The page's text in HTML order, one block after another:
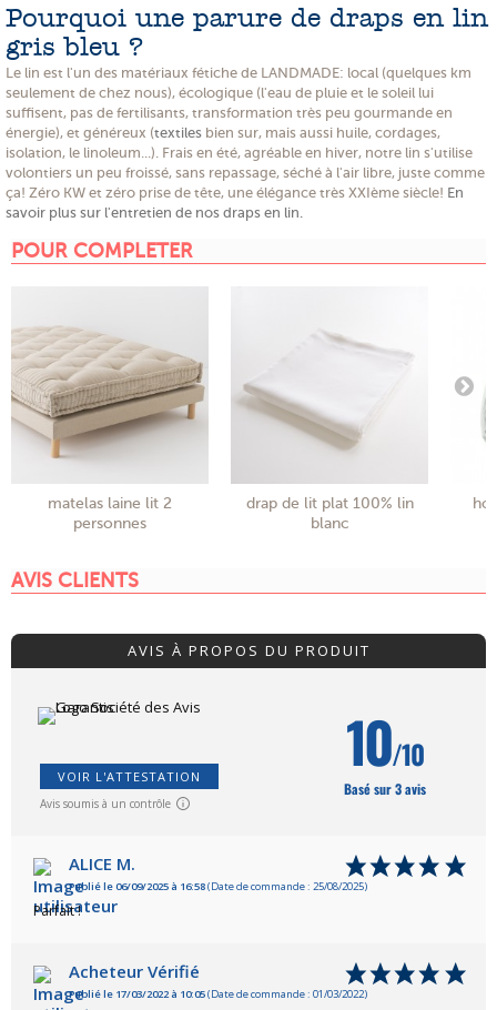
Pourquoi une parure de draps en lin
gris bleu ?
Le lin est l'un des matériaux fétiche de LANDMADE: local (quelques km
seulement de chez nous), écologique (l'eau de pluie et le soleil lui
suffisent, pas de fertilisants, transformation très peu gourmande en
énergie), et généreux (textiles bien sur, mais aussi huile, cordages,
isolation, le linoleum...). Frais en été, agréable en hiver, notre lin s'utilise
volontiers un peu froissé, sans repassage, séché à l'air libre, juste comme
ça! Zéro KW et zéro prise de tête, une élégance très XXIème siècle! En
savoir plus sur l'entretien de nos draps en lin.
POUR COMPLETER
matelas laine lit 2
personnes
drap de lit plat 100% lin
blanc
AVIS CLIENTS
AVIS À PROPOS DU PRODUIT
VOIR L'ATTESTATION
Avis soumis à un contrôle
10/10
Basé sur 3 avis
ALICE M.
Publié le 06/09/2025 à 16:58(Date de commande : 25/08/2025)
Parfait !
Acheteur Vérifié
Publié le 17/03/2022 à 10:05(Date de commande : 01/03/2022)